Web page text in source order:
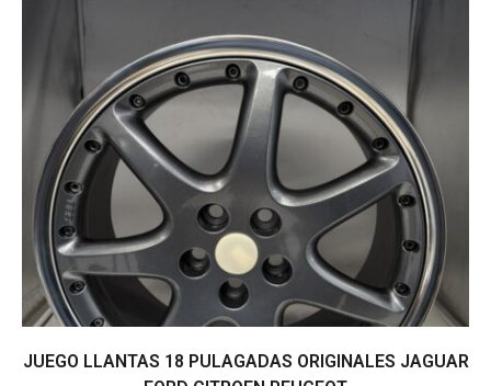
1,200.00€.970.00€.
JUEGO LLANTAS 18 PULAGADAS ORIGINALES JAGUAR